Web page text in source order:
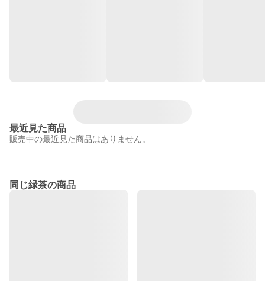
最近見た商品
販売中の最近見た商品はありません。
同じ緑茶の商品